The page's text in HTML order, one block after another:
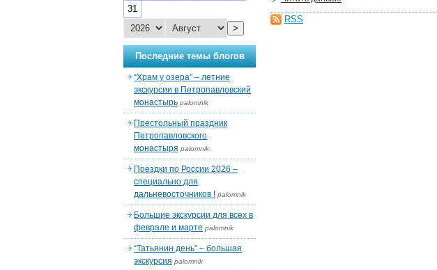
RSS
31
>
Последние темы блогов
“Храм у озера” – летние
экскурсии в Петропавловский
монастырь palomnik
Престольный праздник
Петропавловского
монастыря palomnik
Поездки по России 2026 –
специально для
дальневосточников ! palomnik
Большие экскурсии для всех в
феврале и марте palomnik
“Татьянин день” – большая
экскурсия palomnik